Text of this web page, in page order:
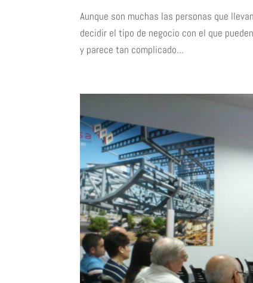
Aunque son muchas las personas que
decidir el tipo de negocio con el que
y parece tan complicado...